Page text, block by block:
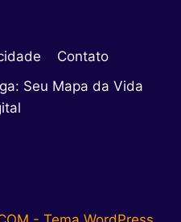
Contato
Seu Mapa da Vida